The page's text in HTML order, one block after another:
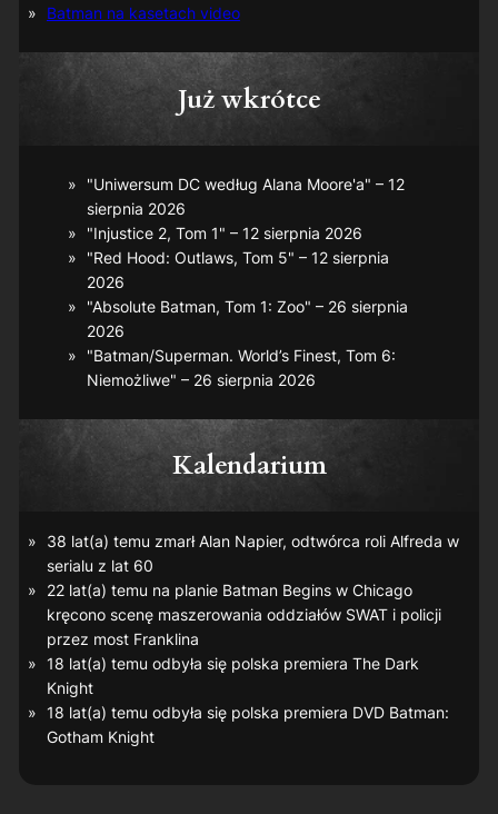
Batman na kasetach video
Już wkrótce
"Uniwersum DC według Alana Moore'a" – 12
sierpnia 2026
"Injustice 2, Tom 1" – 12 sierpnia 2026
"Red Hood: Outlaws, Tom 5" – 12 sierpnia
2026
"Absolute Batman, Tom 1: Zoo" – 26 sierpnia
2026
"Batman/Superman. World’s Finest, Tom 6:
Niemożliwe" – 26 sierpnia 2026
Kalendarium
38 lat(a) temu zmarł Alan Napier, odtwórca roli Alfreda w
serialu z lat 60
22 lat(a) temu na planie Batman Beginsw Chicago
kręcono scenę maszerowania oddziałów SWAT i policji
przez most Franklina
18 lat(a) temu odbyła się polska premiera The Dark
Knight
18 lat(a) temu odbyła się polska premiera DVD Batman:
Gotham Knight